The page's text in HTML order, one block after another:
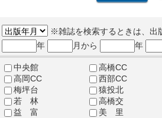
※雑誌を検索するときは、出
年
月から 年
中央館
高橋CC
高岡CC
西部CC
梅坪台
猿投北
若 林
高橋交
益 富
美 里